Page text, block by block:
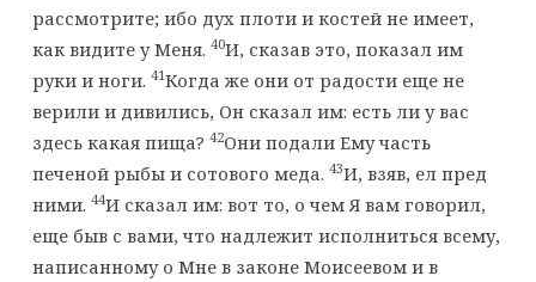
рассмотрите; ибо дух плоти и костей не имеет,
как видите у Меня. 40И, сказав это, показал им
руки и ноги. 41Когда же они от радости еще не
верили и дивились, Он сказал им: есть ли у вас
здесь какая пища? 42Они подали Ему часть
печеной рыбы и сотового меда. 43И, взяв, ел пред
ними. 44И сказал им: вот то, о чем Я вам говорил,
еще быв с вами, что надлежит исполниться всему,
написанному о Мне в законе Моисеевом и в